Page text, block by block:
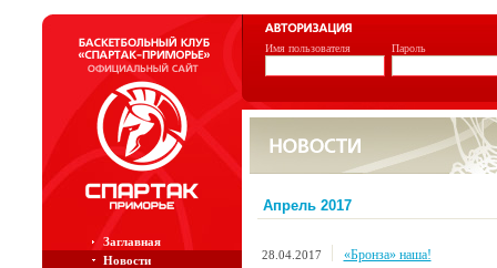
Имя пользователя Пароль
Заглавная
Новости
Апрель 2017
28.04.2017 «Бронза» наша!